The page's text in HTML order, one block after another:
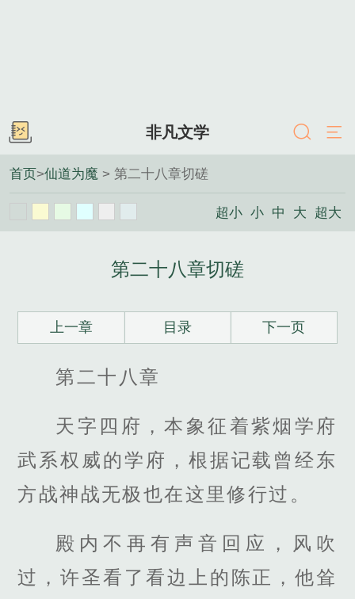
非凡文学
首页>仙道为魔 > 第二十八章切磋
超小 小 中 大 超大
第二十八章切磋
上一章 目录 下一页
第二十八章
天字四府，本象征着紫烟学府
武系权威的学府，根据记载曾经东
方战神战无极也在这里修行过。
殿内不再有声音回应，风吹
过，许圣看了看边上的陈正，他耸